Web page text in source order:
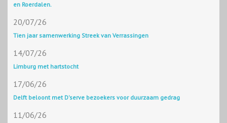
en Roerdalen.
20/07/26
Tien jaar samenwerking Streek van Verrassingen
14/07/26
Limburg met hartstocht
17/06/26
Delft beloont met D'serve bezoekers voor duurzaam gedrag
11/06/26